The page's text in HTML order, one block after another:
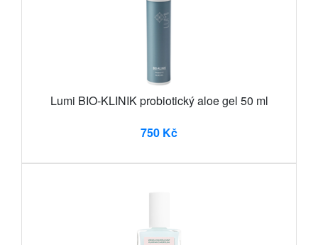
Lumi BIO-KLINIK probiotický aloe gel 50 ml
750 Kč